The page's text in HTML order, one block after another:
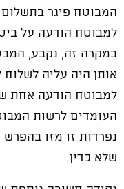
המבוטח פיגר
למבוטח הודעה על
במקרה זה, נקבע,
אותן היה עליה
למבוטח הודעה אחת
העומדים לרשות
נפרדות זו מזו
שלא כדין.